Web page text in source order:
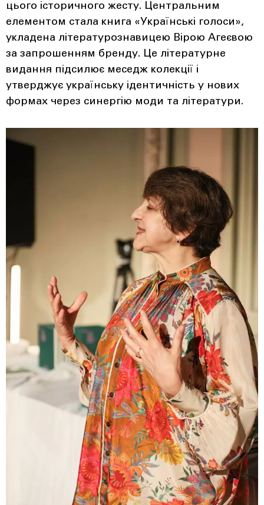
цього історичного жесту. Центральним
елементом стала книга «Українські голоси»,
укладена літературознавицею Вірою Агеєвою
за запрошенням бренду. Це літературне
видання підсилює меседж колекції і
утверджує українську ідентичність у нових
формах через синергію моди та літератури.